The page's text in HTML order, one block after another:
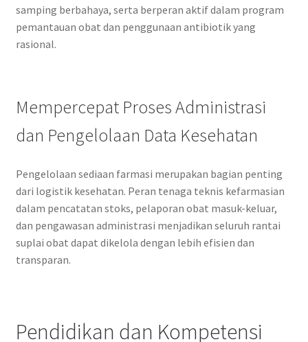
samping berbahaya, serta berperan aktif dalam program
pemantauan obat dan penggunaan antibiotik yang
rasional.
Mempercepat Proses Administrasi
dan Pengelolaan Data Kesehatan
Pengelolaan sediaan farmasi merupakan bagian penting
dari logistik kesehatan. Peran tenaga teknis kefarmasian
dalam pencatatan stoks, pelaporan obat masuk-keluar,
dan pengawasan administrasi menjadikan seluruh rantai
suplai obat dapat dikelola dengan lebih efisien dan
transparan.
Pendidikan dan Kompetensi